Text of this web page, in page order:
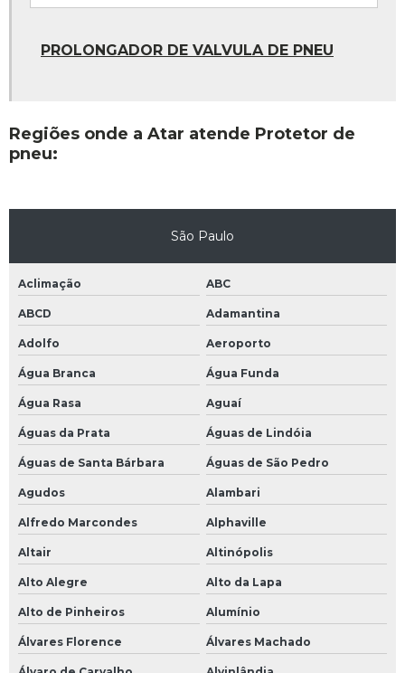
Protetor 1100x22
Protetor pneu 1000x20
Chumbo colante para balanceamento preço
Parafusadeira pneumatica preço
Parafuso de cambagem preço
Chumbo para balanceamento preço
Anel para montagem de pneu
Calibrador de pneus manual
Calibrador manual
Camara de ar caminhao 900x20
Camara de ar de trator
Chave pneumatica 1 polegada
Chumbo para roda preço
Cola remendo pneu
PROLONGADOR DE VALVULA DE PNEU
Regiões onde a Atar atende Protetor de
pneu:
São Paulo
Aclimação ABC
ABCD Adamantina
Adolfo Aeroporto
Água Branca Água Funda
Água Rasa Aguaí
Águas da Prata Águas de Lindóia
Águas de Santa Bárbara Águas de São Pedro
Agudos Alambari
Alfredo Marcondes Alphaville
Altair Altinópolis
Alto Alegre Alto da Lapa
Alto de Pinheiros Alumínio
Álvares Florence Álvares Machado